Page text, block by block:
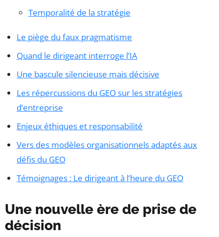
Temporalité de la stratégie
Le piège du faux pragmatisme
Quand le dirigeant interroge l’IA
Une bascule silencieuse mais décisive
Les répercussions du GEO sur les stratégies
d’entreprise
Enjeux éthiques et responsabilité
Vers des modèles organisationnels adaptés aux
défis du GEO
Témoignages : Le dirigeant à l’heure du GEO
Une nouvelle ère de prise de
décision